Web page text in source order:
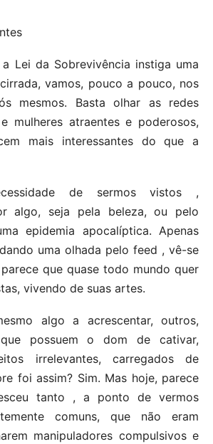
Lei da Sobrevivência instiga uma
vamos, pouco a pouco, nos
mesmos. Basta olhar as redes
mulheres atraentes e poderosos,
mais interessantes do que a
de sermos vistos ,
algo, seja pela beleza, ou pelo
epidemia apocalíptica. Apenas
uma olhada pelo feed , vê-se
que quase todo mundo quer
vivendo de suas artes.
algo a acrescentar, outros,
possuem o dom de cativar,
irrelevantes, carregados de
foi assim? Sim. Mas hoje, parece
tanto , a ponto de vermos
comuns, que não eram
manipuladores compulsivos e